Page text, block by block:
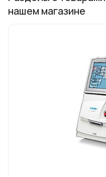
нашем магазине